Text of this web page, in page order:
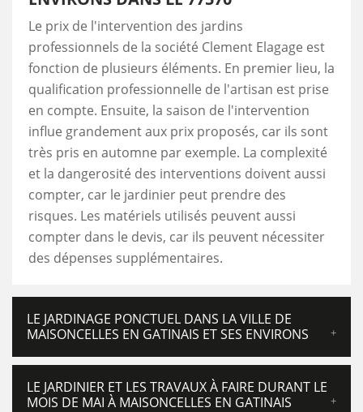
Le prix de l'intervention des jardins
professionnels de la société Clement Elagage est
fonction de plusieurs éléments. En premier lieu, la
qualification professionnelle de l'artisan est prise
en compte. Ensuite, la saison de l'intervention
influe grandement aux prix proposés, car ils sont
très pris en automne par exemple. La complexité
et la dangerosité des interventions doivent aussi
compter, car le jardinier peut prendre des
risques. Les matériels utilisés peuvent aussi
compter dans le devis, car ils peuvent nécessiter
des dépenses supplémentaires.
LE JARDINAGE PONCTUEL DANS LA VILLE DE
MAISONCELLES EN GATINAIS ET SES ENVIRONS
LE JARDINIER ET LES TRAVAUX À FAIRE DURANT LE
MOIS DE MAI À MAISONCELLES EN GATINAIS